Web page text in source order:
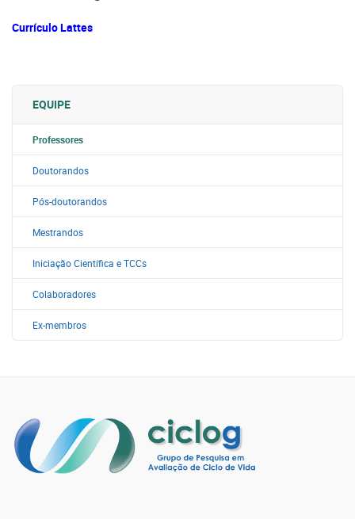
Currículo Lattes
EQUIPE
Professores
Doutorandos
Pós-doutorandos
Mestrandos
Iniciação Científica e TCCs
Colaboradores
Ex-membros